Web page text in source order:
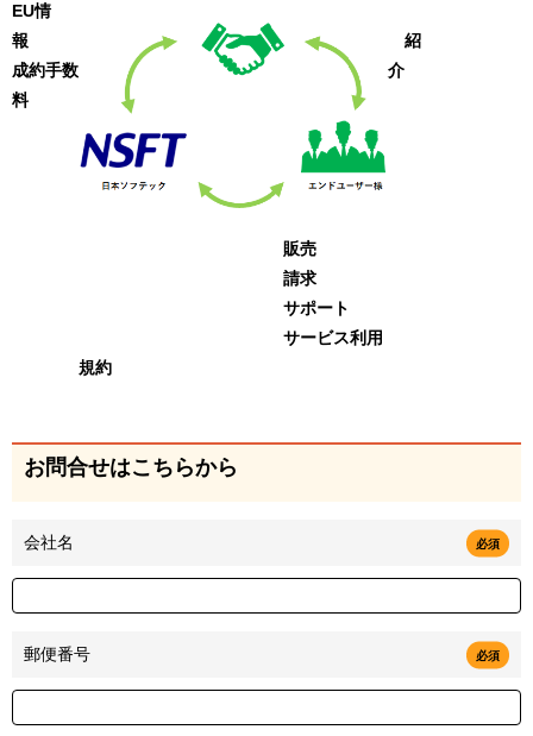
EU情
報
成約手数
料
紹
介
販売
請求
サポート
サービス利用
規約
お問合せはこちらから
会社名 必須
郵便番号 必須